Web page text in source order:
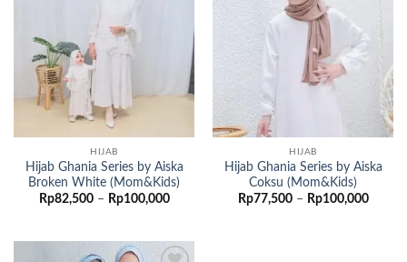
HIJAB
Hijab Ghania Series by Aiska
Broken White (Mom&Kids)
Rp82,500 – Rp100,000Rentang
Rp100,000
HIJAB
Hijab Ghania Series by Aiska
Coksu (Mom&Kids)
Rp77,500 – Rp100,000